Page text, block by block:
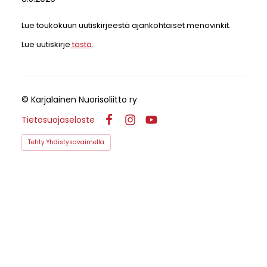
Lue toukokuun uutiskirjeestä ajankohtaiset menovinkit.
Lue uutiskirjetästä.
© Karjalainen Nuorisoliitto ry
Tietosuojaseloste
FacebookInstagram
Tehty Yhdistysavaimella